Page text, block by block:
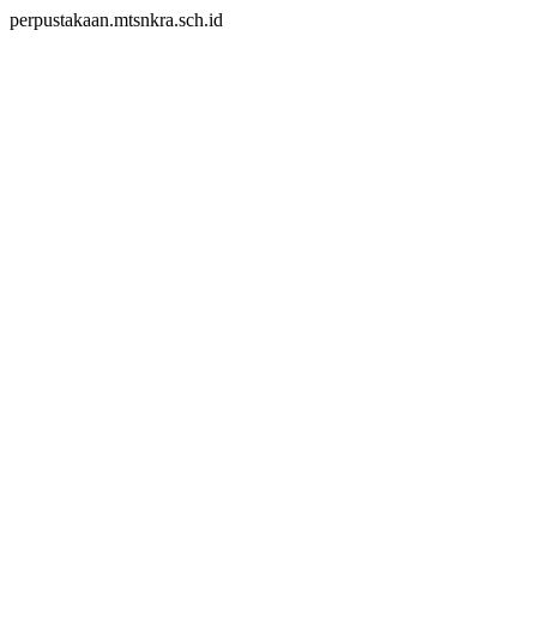
perpustakaan.mtsnkra.sch.id